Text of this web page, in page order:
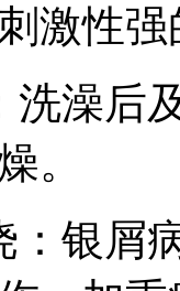
激性
洗澡后
。
：银屑